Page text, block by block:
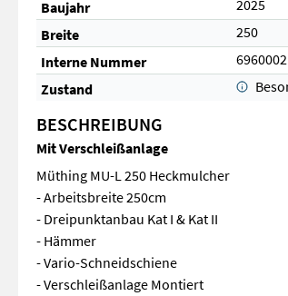
Baujahr
2025
Breite
250
Interne Nummer
6960002
Zustand
BESCHREIBUNG
Mit Verschleißanlage
Müthing MU-L 250 Heckmulcher
- Arbeitsbreite 250cm
- Dreipunktanbau Kat I & Kat II
- Hämmer
- Vario-Schneidschiene
- Verschleißanlage Montiert